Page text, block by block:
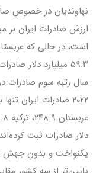
۵۹.۳ میلیارد دلار
سال رتبه سوم صادرات
دلار صادرات ثبت